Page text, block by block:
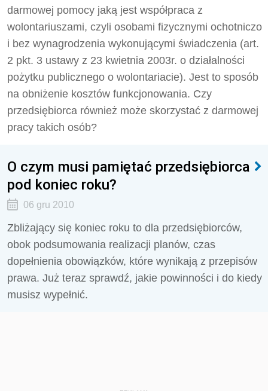
darmowej pomocy jaką jest współpraca z
wolontariuszami, czyli osobami fizycznymi ochotniczo
i bez wynagrodzenia wykonującymi świadczenia (art.
2 pkt. 3 ustawy z 23 kwietnia 2003r. o działalności
pożytku publicznego o wolontariacie). Jest to sposób
na obniżenie kosztów funkcjonowania. Czy
przedsiębiorca również może skorzystać z darmowej
pracy takich osób?
O czym musi pamiętać przedsiębiorca
pod koniec roku?
06 gru 2010
Zbliżający się koniec roku to dla przedsiębiorców,
obok podsumowania realizacji planów, czas
dopełnienia obowiązków, które wynikają z przepisów
prawa. Już teraz sprawdź, jakie powinności i do kiedy
musisz wypełnić.